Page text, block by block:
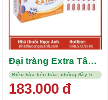
Đại tràng Extra Tâm
Bình
183.000đ